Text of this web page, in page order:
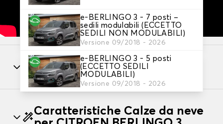
e-BERLINGO 3 - 7 posti –
sedili modulabili (ECCETTO
SEDILI NON MODULABILI)
Versione 09/2018 - 2026
e-BERLINGO 3 - 5 posti
(ECCETTO SEDILI
MODULABILI)
Versione 09/2018 - 2026
Installazione
Caratteristiche Calze da neve